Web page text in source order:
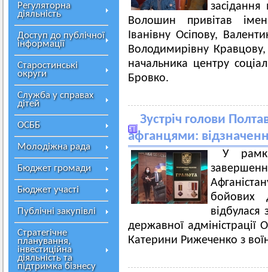
Регуляторна
діяльність
Доступ до публічної
інформації
Старостинські
округи
Служба у справах
дітей
ОСББ
Молодіжна рада
Бюджет громади
Бюджет участі
Публічні закупівлі
Стратегічне
планування,
інвестиційна
діяльність та
підтримка бізнесу
Волошин привітав
Іванівну Осіпову,
Володимирівну
начальника центру
Бровко.
Зустріч голови
афганцями:
У
бойових
відбулася
державної адміністрації
Катерини Рижеченко з